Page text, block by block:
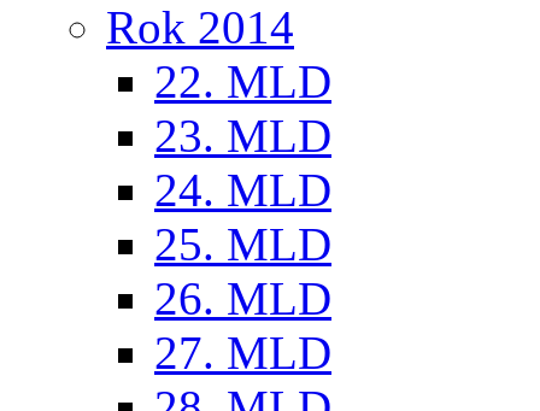
Rok 2014
22. MLD
23. MLD
24. MLD
25. MLD
26. MLD
27. MLD